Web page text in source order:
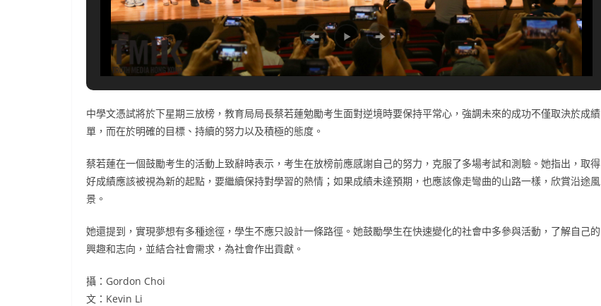
中學文憑試將於下星期三放榜，教育局局長蔡若蓮勉勵考生面對逆境時要保持平常心，強調未來的成功不僅取決於成績
單，而在於明確的目標、持續的努力以及積極的態度。
蔡若蓮在一個鼓勵考生的活動上致辭時表示，考生在放榜前應感謝自己的努力，克服了多場考試和測驗。她指出，取得
好成績應該被視為新的起點，要繼續保持對學習的熱情；如果成績未達預期，也應該像走彎曲的山路一樣，欣賞沿途風
景。
她還提到，實現夢想有多種途徑，學生不應只設計一條路徑。她鼓勵學生在快速變化的社會中多參與活動，了解自己的
興趣和志向，並結合社會需求，為社會作出貢獻。
攝：Gordon Choi
文：Kevin Li